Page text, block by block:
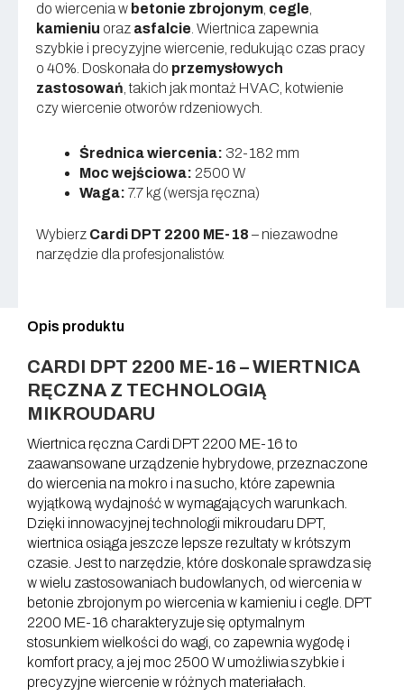
do wiercenia w betonie zbrojonym cegle
kamieniu oraz asfalcie . Wiertnica zapewnia
szybkie i precyzyjne wiercenie, redukując czas pracy
o 40%. Doskonała do przemysłowych
zastosowań , takich jak montaż HVAC, kotwienie
czy wiercenie otworów rdzeniowych.
Średnica wiercenia: 32-182 mm
Moc wejściowa: 2500 W
Waga: 7.7 kg (wersja ręczna)
Wybierz Cardi DPT 2200 ME-18 – niezawodne
narzędzie dla profesjonalistów.
Opis produktu
CARDI DPT 2200 ME-16 – WIERTNICA
RĘCZNA Z TECHNOLOGIĄ
MIKROUDARU
Wiertnica ręczna Cardi DPT 2200 ME-16 to
zaawansowane urządzenie hybrydowe, przeznaczone
do wiercenia na mokro i na sucho, które zapewnia
wyjątkową wydajność w wymagających warunkach.
Dzięki innowacyjnej technologii mikroudaru DPT,
wiertnica osiąga jeszcze lepsze rezultaty w krótszym
czasie. Jest to narzędzie, które doskonale sprawdza się
w wielu zastosowaniach budowlanych, od wiercenia w
betonie zbrojonym po wiercenia w kamieniu i cegle. DPT
2200 ME-16 charakteryzuje się optymalnym
stosunkiem wielkości do wagi, co zapewnia wygodę i
komfort pracy, a jej moc 2500 W umożliwia szybkie i
precyzyjne wiercenie w różnych materiałach.